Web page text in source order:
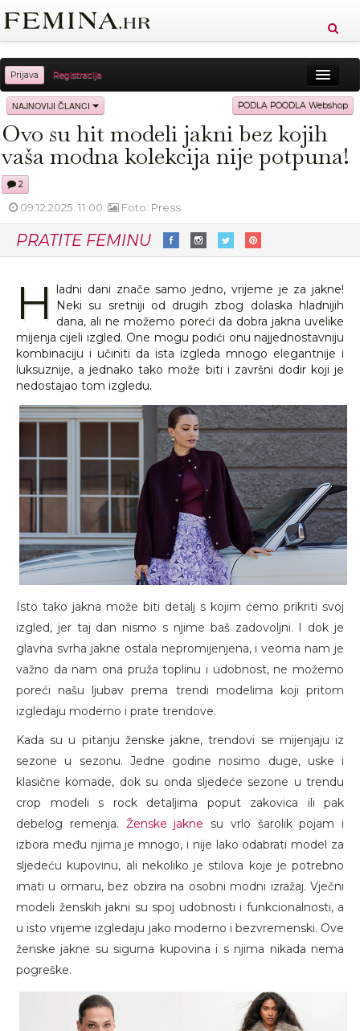
Prijava Registracija
Sreća Zdravlje Vitkost
Moda Ljubav Relax Putovanja Recepti
Knjige Cool
NAJNOVIJI ČLANCI PODLA POODLA Webshop
Ovo su hit modeli jakni bez kojih
vaša modna kolekcija nije potpuna!
2
09.12.2025. 11:00 Foto: Press
PRATITE FEMINU
H ladni dani znače samo jedno, vrijeme je za jakne!
Neki su sretniji od drugih zbog dolaska hladnijih
dana, ali ne možemo poreći da dobra jakna uvelike
mijenja cijeli izgled. One mogu podići onu najjednostavniju
kombinaciju i učiniti da ista izgleda mnogo elegantnije i
luksuznije, a jednako tako može biti i završni dodir koji je
nedostajao tom izgledu.
Isto tako jakna može biti detalj s kojim ćemo prikriti svoj
izgled, jer taj dan nismo s njime baš zadovoljni. I dok je
glavna svrha jakne ostala nepromijenjena, i veoma nam je
važno da nam ona pruža toplinu i udobnost, ne možemo
poreći našu ljubav prema trendi modelima koji pritom
izgledaju moderno i prate trendove.
Kada su u pitanju ženske jakne, trendovi se mijenjaju iz
sezone u sezonu. Jedne godine nosimo duge, uske i
klasične komade, dok su onda sljedeće sezone u trendu
crop modeli s rock detaljima poput zakovica ili pak
debelog remenja. Ženske jakne su vrlo šarolik pojam i
izbora među njima je mnogo, i nije lako odabrati model za
sljedeću kupovinu, ali nekoliko je stilova koje je potrebno
imati u ormaru, bez obzira na osobni modni izražaj. Vječni
modeli ženskih jakni su spoj udobnosti i funkcionalnosti, a
u isto vrijeme izgledaju jako moderno i bezvremenski. Ove
ženske jakne su sigurna kupovina i s njima nikada nema
pogreške.